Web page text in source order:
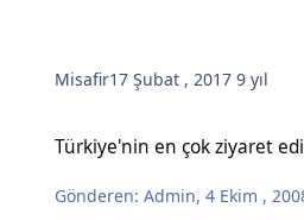
Misafir17 Şubat , 20179 yıl
Türkiye'nin en çok ziyaret
Gönderen:Admin,4 Ekim ,